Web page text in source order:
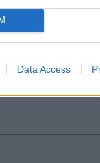
Data Access
ti
fizikaórákat a
esetben érdemes